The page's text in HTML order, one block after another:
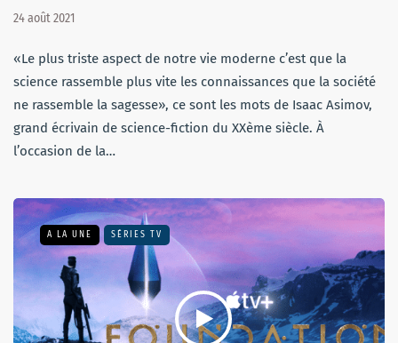
24 août 2021
«Le plus triste aspect de notre vie moderne c’est que la
science rassemble plus vite les connaissances que la société
ne rassemble la sagesse», ce sont les mots de Isaac Asimov,
grand écrivain de science-fiction du XXème siècle. À
l’occasion de la…
A LA UNE SÉRIES TV